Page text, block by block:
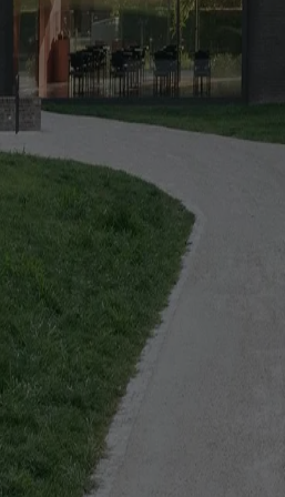
a un cortile condiviso, pensato per
il retrofit degli uffici vuoti ma
continua e monolitica, dove
sui Cookies
| VIA ROBERTO BRACCO, 6,